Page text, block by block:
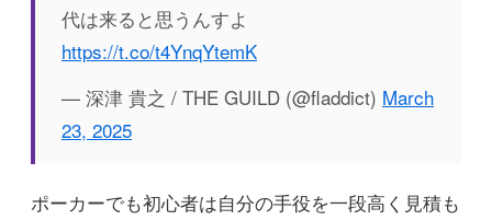
代は来ると思うんすよ
https://t.co/t4YnqYtemK
— 深津 貴之 / THE GUILD (@fladdict) March
23, 2025
ポーカーでも初心者は自分の手役を一段高く見積も